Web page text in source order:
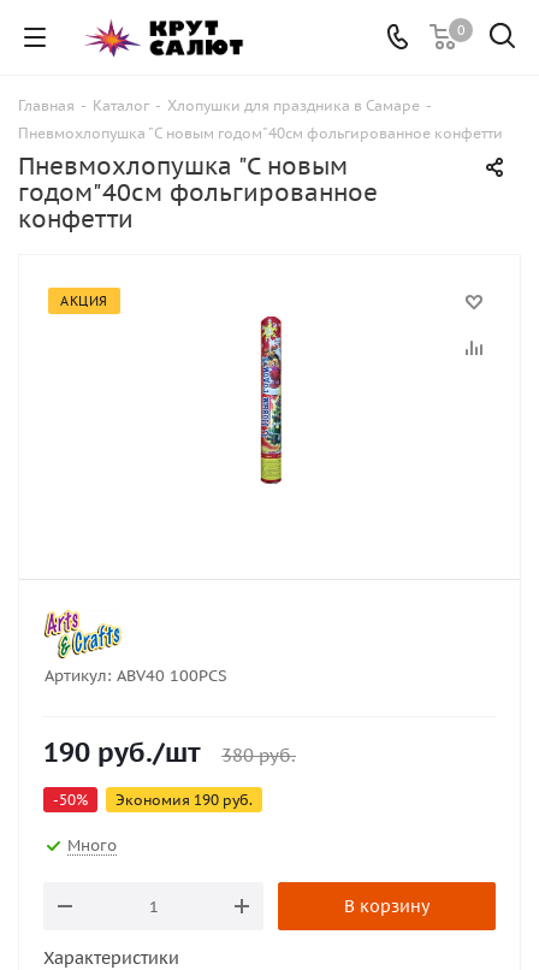
0
Главная - Каталог - Хлопушки для праздника в Самаре -
Пневмохлопушка "С новым годом"40см фольгированное конфетти
Пневмохлопушка "С новым
годом"40см фольгированное
конфетти
АКЦИЯ
Артикул: ABV40 100PCS
190 руб./шт 380руб.
-50% Экономия 190 руб.
Много
В корзину
Характеристики